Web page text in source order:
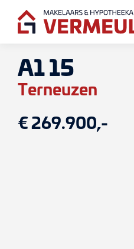
A1 15
Terneuzen
€ 269.900,-